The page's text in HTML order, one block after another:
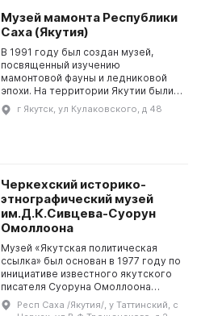
Музей мамонта Республики
Саха (Якутия)
В 1991 году был создан музей,
посвященный изучению
мамонтовой фауны и ледниковой
эпохи. На территории Якутии были
обнаружены замечательные
находки: мамонт Адамса, труп
г Якутск, ул Кулаковского, д 48
Черкехский историко-
этнографический музей
им.Д.К.Сивцева-Суорун
Омоллоона
Музей «Якутская политическая
ссылка» был основан в 1977 году по
инициативе известного якутского
писателя Суоруна Омоллоона
(Дмитрия Кононовича Сивцева).
Жители Таттинского улуса
Респ Саха /Якутия/, у Таттинский, с